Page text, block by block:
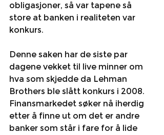
obligasjoner, så var tapene så
store at banken i realiteten var
konkurs.
Denne saken har de siste par
dagene vekket til live minner om
hva som skjedde da Lehman
Brothers ble slått konkurs i 2008.
Finansmarkedet søker nå iherdig
etter å finne ut om det er andre
banker som står i fare for å lide